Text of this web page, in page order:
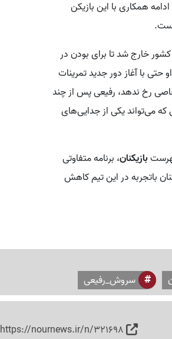
همکاری با این بازیکن
خارج شد تا برای بودن در
حتی با آغاز دور جدید تمرینات
رخ ندهد، رفیعی پس از چند
می‌تواند یکی از جدایی‌های
بازیکنان، برنامه متفاوتی
باتجربه در این تیم کاهش
سروش_رفیعی
https://nournews.ir/n/321698